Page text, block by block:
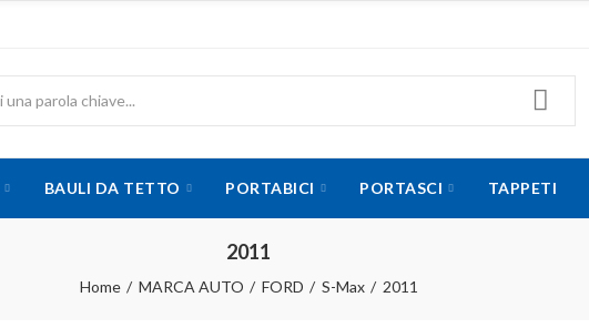
BAULI DA TETTO PORTABICI PORTASCI TAPPETI
2011
Home MARCA AUTO FORD S-Max 2011